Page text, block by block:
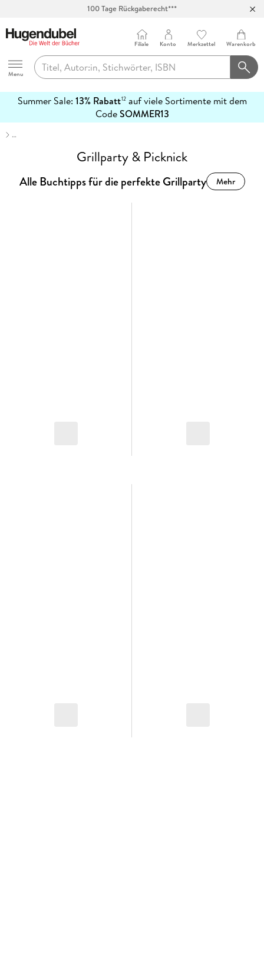
100 Tage Rückgaberecht***
Hugendubel
Menu
Filiale Konto Merkzettel Warenkorb
Summer Sale: 13% Rabatt12auf viele Sortimente mit dem
CodeSOMMER13
erfahren
…
Grillparty & Picknick
Alle Buchtipps für die perfekte Grillparty Mehr